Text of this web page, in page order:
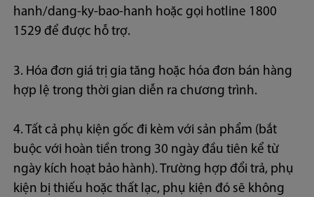
hanh/dang-ky-bao-hanh hoặc gọi hotline 1800
1529 để được hỗ trợ.
3. Hóa đơn giá trị gia tăng hoặc hóa đơn bán hàng
hợp lệ trong thời gian diễn ra chương trình.
4. Tất cả phụ kiện gốc đi kèm với sản phẩm (bắt
buộc với hoàn tiền trong 30 ngày đầu tiên kể từ
ngày kích hoạt bảo hành). Trường hợp đổi trả, phụ
kiện bị thiếu hoặc thất lạc, phụ kiện đó sẽ không